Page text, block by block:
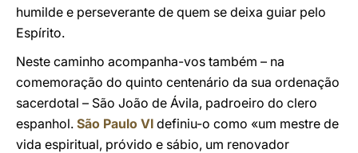
humilde e perseverante de quem se deixa guiar pelo
Espírito.
Neste caminho acompanha-vos também – na
comemoração do quinto centenário da sua ordenação
sacerdotal – São João de Ávila, padroeiro do clero
espanhol. São Paulo VI definiu-o como «um mestre de
vida espiritual, próvido e sábio, um renovador